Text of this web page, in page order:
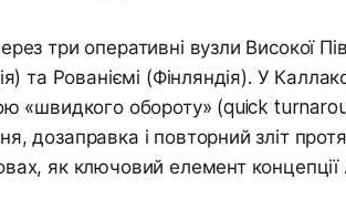
три оперативні вузли Високої
та Рованіємі (Фінляндія). У
«швидкого обороту» (quick
дозаправка і повторний зліт
як ключовий елемент концепції